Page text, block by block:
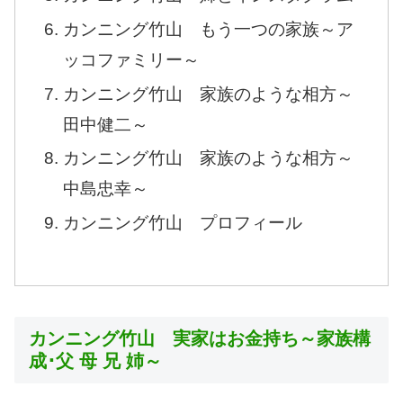
カンニング竹山 もう一つの家族～ア
ッコファミリー～
カンニング竹山 家族のような相方～
田中健二～
カンニング竹山 家族のような相方～
中島忠幸～
カンニング竹山 プロフィール
カンニング竹山 実家はお金持ち～家族構
成･父 母 兄 姉～